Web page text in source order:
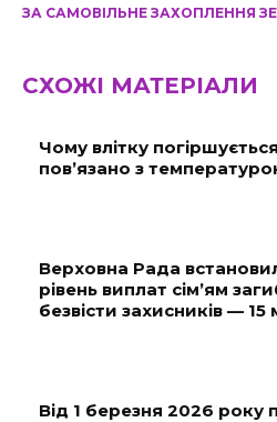
ЗА САМОВІЛЬНЕ ЗАХОПЛЕННЯ
СХОЖІ МАТЕРІАЛИ
Чому влітку
пов’язано з
Верховна Рада
рівень виплат сім’ям
безвісти захисників — 15
Від 1 березня 2026 року